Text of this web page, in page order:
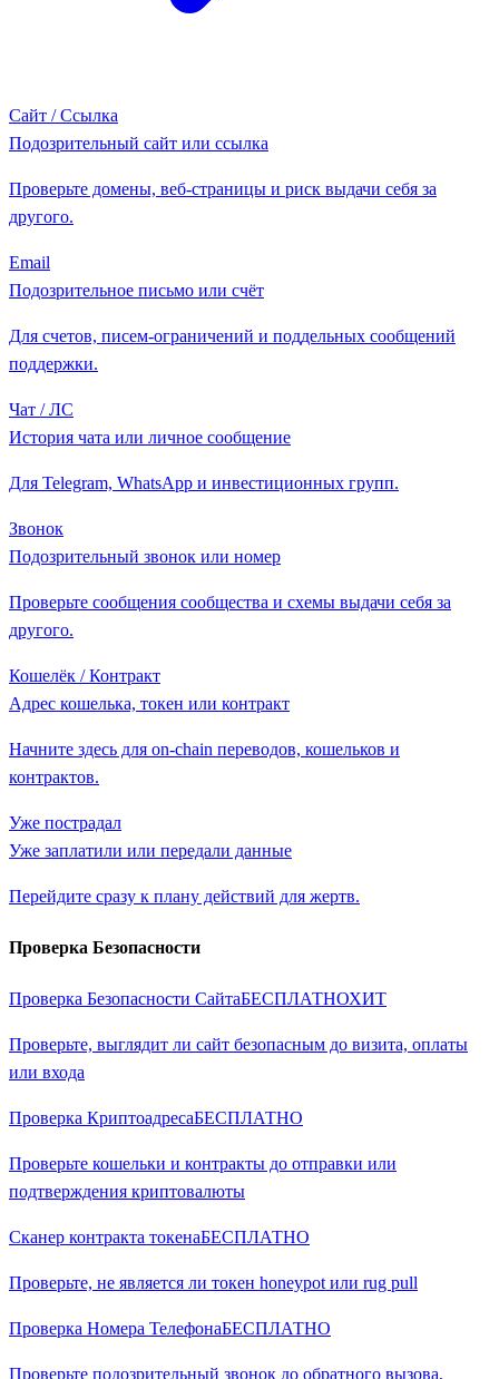
Сайт / Ссылка
Подозрительный сайт или ссылка
Проверьте домены, веб-страницы и риск выдачи себя за
другого.
Email
Подозрительное письмо или счёт
Для счетов, писем-ограничений и поддельных сообщений
поддержки.
Чат / ЛС
История чата или личное сообщение
Для Telegram, WhatsApp и инвестиционных групп.
Звонок
Подозрительный звонок или номер
Проверьте сообщения сообщества и схемы выдачи себя за
другого.
Кошелёк / Контракт
Адрес кошелька, токен или контракт
Начните здесь для on-chain переводов, кошельков и
контрактов.
Уже пострадал
Уже заплатили или передали данные
Перейдите сразу к плану действий для жертв.
Проверка Безопасности
Проверка Безопасности СайтаБЕСПЛАТНОХИТ
Проверьте, выглядит ли сайт безопасным до визита, оплаты
или входа
Проверка КриптоадресаБЕСПЛАТНО
Проверьте кошельки и контракты до отправки или
подтверждения криптовалюты
Сканер контракта токенаБЕСПЛАТНО
Проверьте, не является ли токен honeypot или rug pull
Проверка Номера ТелефонаБЕСПЛАТНО
Проверьте подозрительный звонок до обратного вызова,